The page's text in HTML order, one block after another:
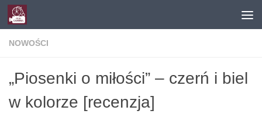
Skip to content
NOWOŚCI
„Piosenki o miłości” – czerń i biel
w kolorze [recenzja]